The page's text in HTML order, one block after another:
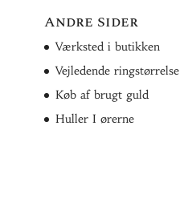
Andre Sider
Værksted i butikken
Vejledende ringstørrelse
Køb af brugt guld
Huller I ørerne